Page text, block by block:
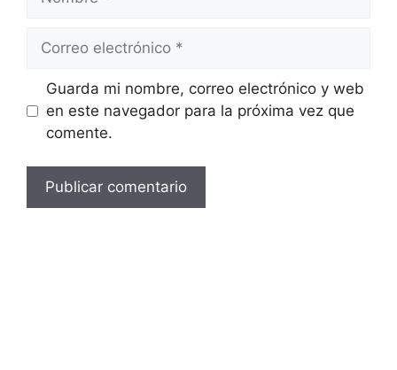
electrónico
Guarda mi nombre, correo electrónico y web
en este navegador para la próxima vez que
comente.